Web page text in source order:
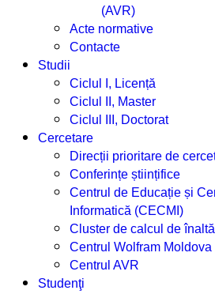
(AVR)
Acte normative
Contacte
Studii
Ciclul I, Licență
Ciclul II, Master
Ciclul III, Doctorat
Cercetare
Direcții prioritare de
Conferințe științifice
Centrul de Educație și
Informatică (CECMI)
Cluster de calcul de
Centrul Wolfram Moldova
Centrul AVR
Studenţi